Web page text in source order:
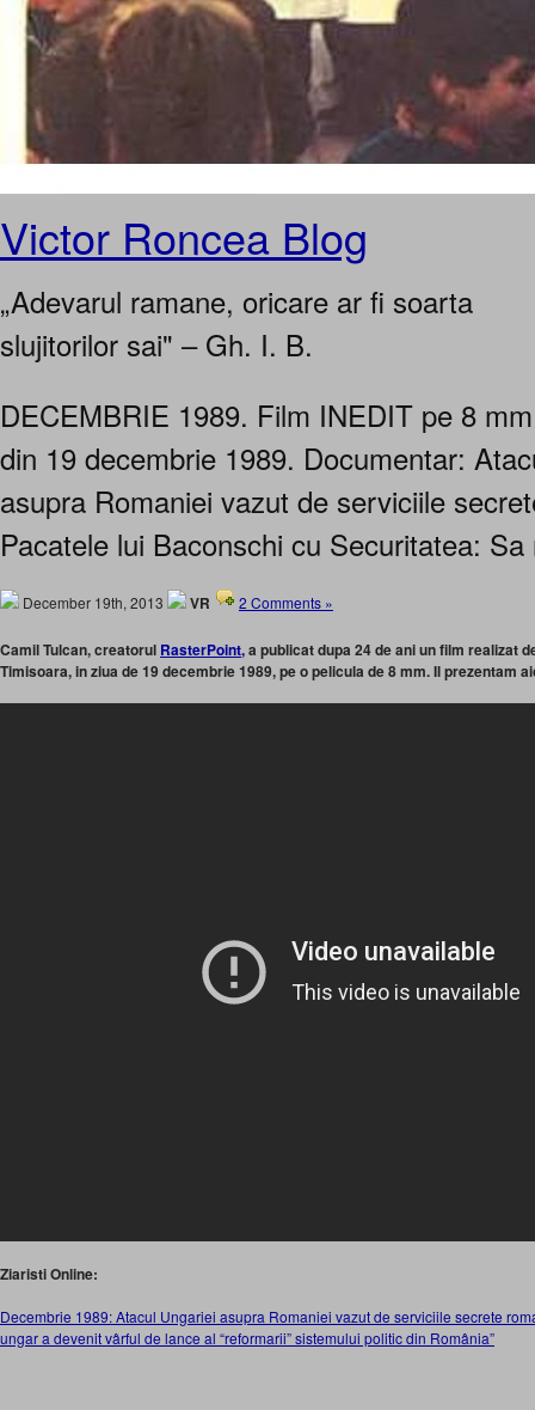
Victor Roncea Blog
„Adevarul ramane, oricare ar fi soarta
slujitorilor sai" – Gh. I. B.
DECEMBRIE 1989. Film INEDIT pe 8
din 19 decembrie 1989. Documentar:
asupra Romaniei vazut de serviciile
Pacatele lui Baconschi cu Securitatea:
December 19th, 2013 VR 2 Comments »
Camil Tulcan, creatorul RasterPoint,a publicat dupa 24 de ani un film realizat
Timisoara, in ziua de 19 decembrie 1989, pe o pelicula de 8 mm. Il prezentam
Ziaristi Online:
Decembrie 1989: Atacul Ungariei asupra Romaniei vazut de serviciile secrete
ungar a devenit vârful de lance al “reformarii” sistemului politic din România”